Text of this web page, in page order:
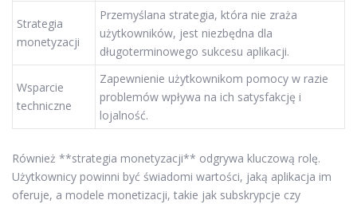
Strategia
monetyzacji
Przemyślana strategia, która nie zraża
użytkowników, jest niezbędna dla
długoterminowego sukcesu aplikacji.
Wsparcie
techniczne
Zapewnienie użytkownikom pomocy w razie
problemów wpływa na ich satysfakcję i
lojalność.
Również **strategia monetyzacji** odgrywa kluczową rolę.
Użytkownicy powinni być świadomi wartości, jaką aplikacja im
oferuje, a modele monetizacji, takie jak subskrypcje czy